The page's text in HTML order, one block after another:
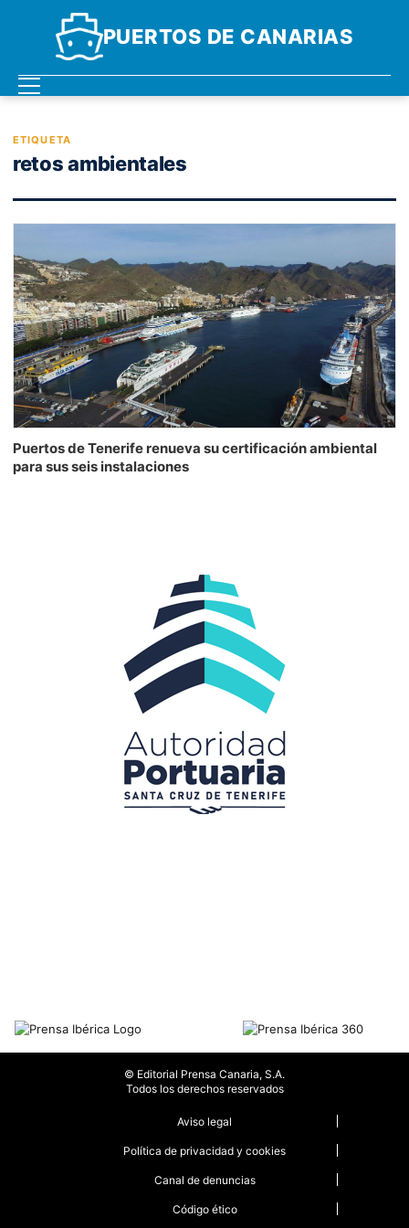
PUERTOS DE CANARIAS
ETIQUETA
retos ambientales
Puertos de Tenerife renueva su certificación ambiental
para sus seis instalaciones
© Editorial Prensa Canaria, S.A.
Todos los derechos reservados
Aviso legal
Política de privacidad y cookies
Canal de denuncias
Código ético